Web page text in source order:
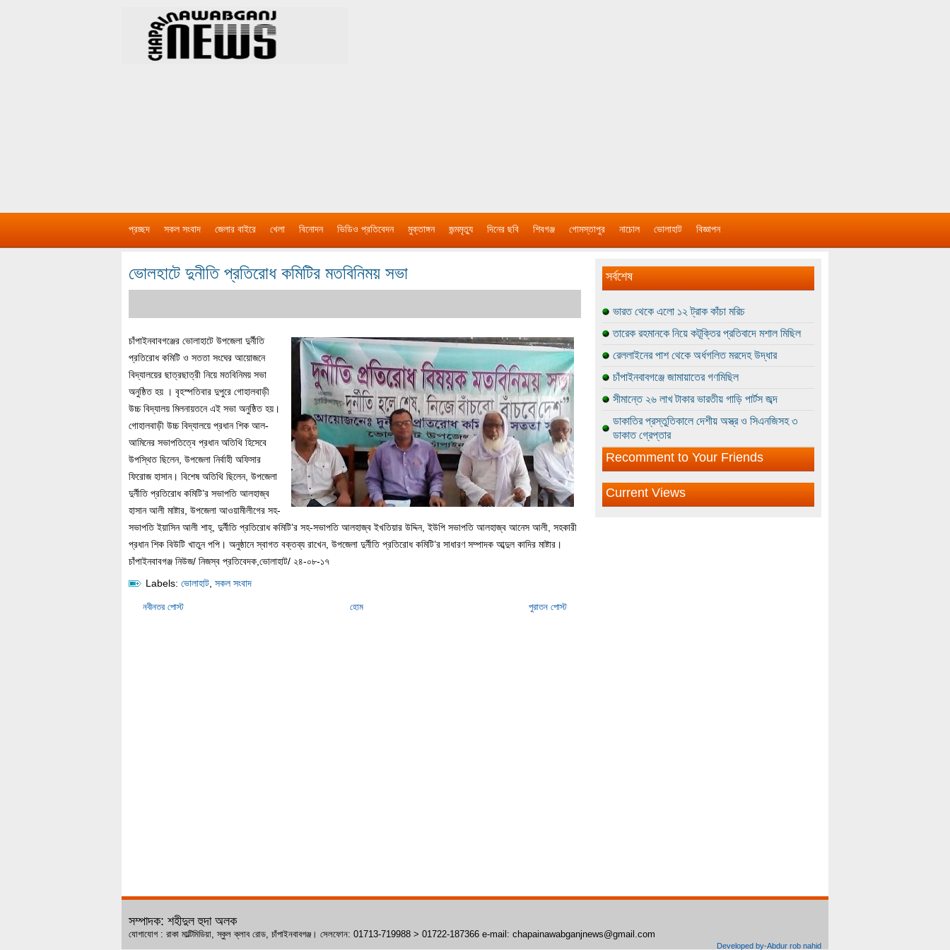
প্রচ্ছদ সকল সংবাদ জেলার বাইরে খেলা বিনোদন ভিডিও প্রতিবেদন মুক্তাঙ্গন জন্মমৃত্যু দিনের ছবি শিবগঞ্জ গোমস্তাপুর নাচোল ভোলাহাট বিজ্ঞাপন
ভোলহাটে দুনীতি প্রতিরোধ কমিটির মতবিনিময় সভা
চাঁপাইনবাবগঞ্জের ভোলাহাটে উপজেলা দুর্নীতি
প্রতিরোধ কমিটি ও সততা সংঘের আয়োজনে
বিদ্যালয়ের ছাত্রছাত্রী নিয়ে মতবিনিময় সভা
অনুষ্ঠিত হয় । বৃহস্পতিবার দুপুরে গোহালবাড়ী
উচ্চ বিদ্যালয় মিলনায়তনে এই সভা অনুষ্ঠিত হয়।
গোহালবাড়ী উচ্চ বিদ্যালয়ে প্রধান শিক আল-
আমিনের সভাপতিত্বে প্রধান অতিথি হিসেবে
উপস্থিত ছিলেন, উপজেলা নির্বাহী অফিসার
ফিরোজ হাসান। বিশেষ অতিথি ছিলেন, উপজেলা
দুর্নীতি প্রতিরোধ কমিটি’র সভাপতি আলহাজ্ব
হাসান আলী মাষ্টার, উপজেলা আওয়ামীলীগের সহ-
সভাপতি ইয়াসিন আলী শাহ্, দুর্নীতি প্রতিরোধ কমিটি’র সহ-সভাপতি আলহাজ্ব ইখতিয়ার উদ্দিন, ইউপি সভাপতি আলহাজ্ব আনেস আলী, সহকারী
প্রধান শিক বিউটি খাতুন পপি। অনুষ্ঠানে স্বাগত বক্তব্য রাখেন, উপজেলা দুর্নীতি প্রতিরোধ কমিটি’র সাধারণ সম্পাদক আব্দুল কাদির মাষ্টার।
চাঁপাইনবাবগঞ্জ নিউজ/ নিজস্ব প্রতিবেদক,ভোলাহাট/ ২৪-০৮-১৭
Labels: ভোলাহাট সকল সংবাদ
নবীনতর পোস্ট পুরাতন পোস্ট
হোম
সর্বশেষ
ভারত থেকে এলো ১২ ট্রাক কাঁচা মরিচ
তারেক রহমানকে নিয়ে কটূক্তির প্রতিবাদে মশাল মিছিল
রেললাইনের পাশ থেকে অর্ধগলিত মরদেহ উদ্ধার
চাঁপাইনবাবগঞ্জে জামায়াতের গণমিছিল
সীমান্তে ২৬ লাখ টাকার ভারতীয় গাড়ি পার্টস জব্দ
ডাকাতির প্রস্তুতিকালে দেশীয় অস্ত্র ও সিএনজিসহ ৩
ডাকাত গ্রেপ্তার
Recomment to Your Friends
Current Views
সম্পাদক: শহীদুল হুদা অলক
যোগাযোগ : রাকা মাল্টিমিডিয়া, স্কুল ক্লাব রোড, চাঁপাইনবাবগঞ্জ। সেলফোন: 01713-719988 > 01722-187366 e-mail: chapainawabganjnews@gmail.com
Developed by-Abdur rob nahid